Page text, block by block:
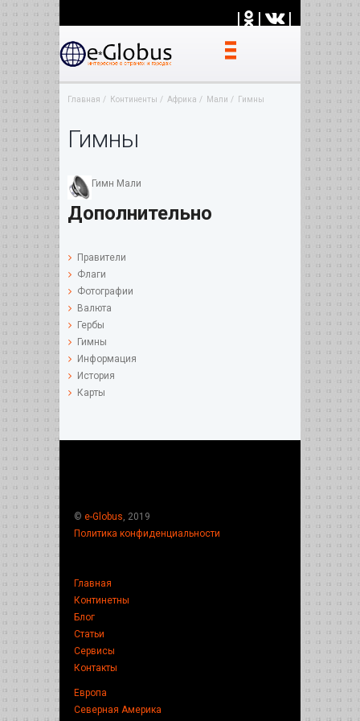
| | |
Главная Континенты Африка Мали Гимны
Гимны
Гимн Мали
Дополнительно
Правители
Флаги
Фотографии
Валюта
Гербы
Гимны
Информация
История
Карты
© e-Globus , 2019
Политика конфиденциальности
Главная
Континетны
Блог
Статьи
Сервисы
Контакты
Европа
Северная Америка